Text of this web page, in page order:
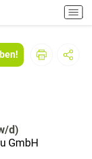
H
a
p
d)
GmbH